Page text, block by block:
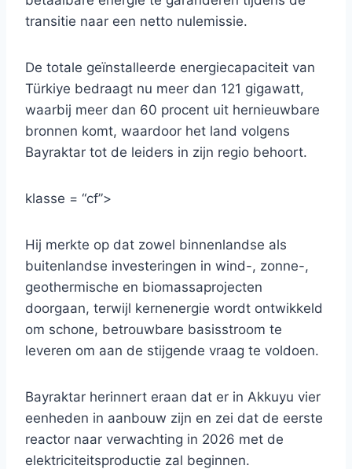
transitie naar een netto nulemissie.
De totale geïnstalleerde energiecapaciteit van
Türkiye bedraagt ​​nu meer dan 121 gigawatt,
waarbij meer dan 60 procent uit hernieuwbare
bronnen komt, waardoor het land volgens
Bayraktar tot de leiders in zijn regio behoort.
klasse = “cf”>
Hij merkte op dat zowel binnenlandse als
buitenlandse investeringen in wind-, zonne-,
geothermische en biomassaprojecten
doorgaan, terwijl kernenergie wordt ontwikkeld
om schone, betrouwbare basisstroom te
leveren om aan de stijgende vraag te voldoen.
Bayraktar herinnert eraan dat er in Akkuyu vier
eenheden in aanbouw zijn en zei dat de eerste
reactor naar verwachting in 2026 met de
elektriciteitsproductie zal beginnen.